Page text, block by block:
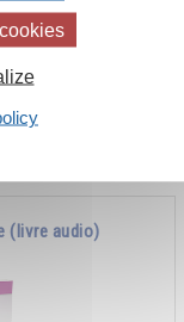
maladie, c’est
(livre audio)